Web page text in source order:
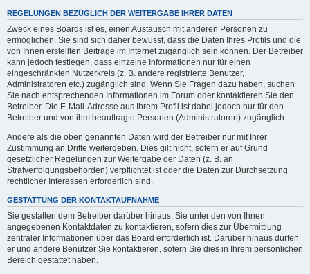
REGELUNGEN BEZÜGLICH DER WEITERGABE IHRER DATEN
Zweck eines Boards ist es, einen Austausch mit anderen Personen zu
ermöglichen. Sie sind sich daher bewusst, dass die Daten Ihres Profils und die
von Ihnen erstellten Beiträge im Internet zugänglich sein können. Der Betreiber
kann jedoch festlegen, dass einzelne Informationen nur für einen
eingeschränkten Nutzerkreis (z. B. andere registrierte Benutzer,
Administratoren etc.) zugänglich sind. Wenn Sie Fragen dazu haben, suchen
Sie nach entsprechenden Informationen im Forum oder kontaktieren Sie den
Betreiber. Die E-Mail-Adresse aus Ihrem Profil ist dabei jedoch nur für den
Betreiber und von ihm beauftragte Personen (Administratoren) zugänglich.
Andere als die oben genannten Daten wird der Betreiber nur mit Ihrer
Zustimmung an Dritte weitergeben. Dies gilt nicht, sofern er auf Grund
gesetzlicher Regelungen zur Weitergabe der Daten (z. B. an
Strafverfolgungsbehörden) verpflichtet ist oder die Daten zur Durchsetzung
rechtlicher Interessen erforderlich sind.
GESTATTUNG DER KONTAKTAUFNAHME
Sie gestatten dem Betreiber darüber hinaus, Sie unter den von Ihnen
angegebenen Kontaktdaten zu kontaktieren, sofern dies zur Übermittlung
zentraler Informationen über das Board erforderlich ist. Darüber hinaus dürfen
er und andere Benutzer Sie kontaktieren, sofern Sie dies in Ihrem persönlichen
Bereich gestattet haben.